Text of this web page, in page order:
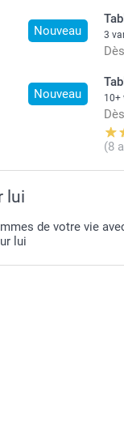
Nouveau 3
Dès
Nouveau 10+
Dès
(8
lui
de votre vie
lui